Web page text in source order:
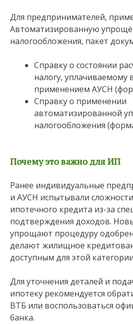
Для предпринимателей,
Автоматизированную
налогообложения, пакет
Справку о состоянии
налогу, уплачиваемому
применением АУСН
Справку о применении
автоматизированной
налогообложения
Почему это важно для ИП
Ранее индивидуальные
и АУСН испытывали
ипотечного кредита из-за
подтверждения доходов.
упрощают процедуру
делают жилищное
доступным для этой
Для уточнения деталей и
ипотеку рекомендуется
ВТБ или воспользоваться
банка.